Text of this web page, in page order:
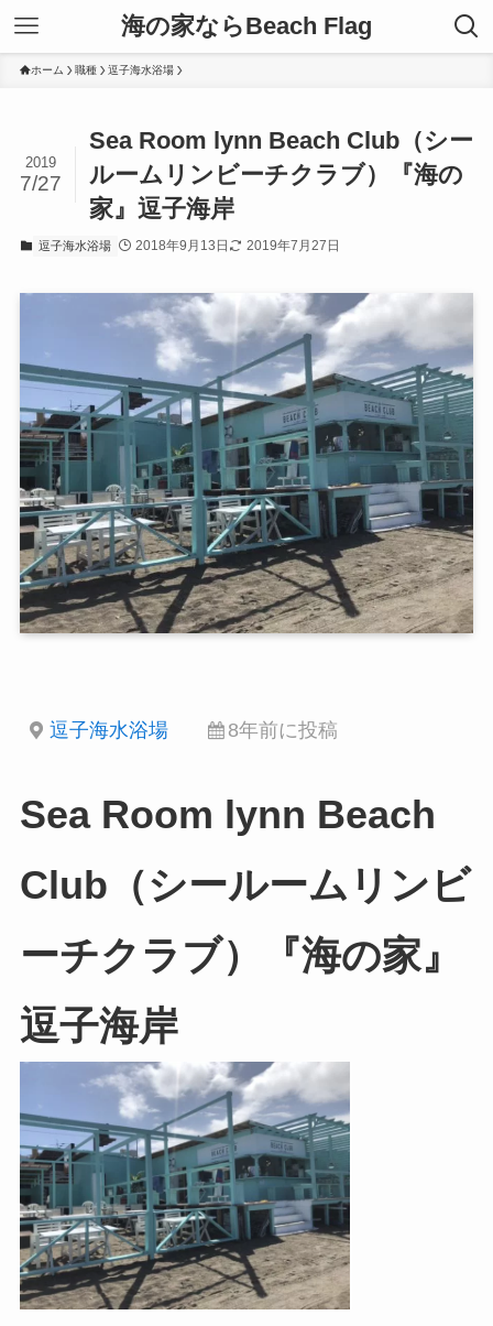
海の家ならBeach Flag
ホーム 職種 逗子海水浴場
Sea Room lynn Beach Club（シー
ルームリンビーチクラブ）『海の
家』逗子海岸
2019
7/27
逗子海水浴場 2018年9月13日 2019年7月27日
逗子海水浴場 8年前に投稿
Sea Room lynn Beach
Club（シールームリンビ
ーチクラブ）『海の家』
逗子海岸